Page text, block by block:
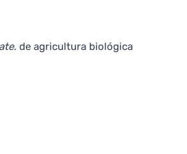
de agricultura biológica